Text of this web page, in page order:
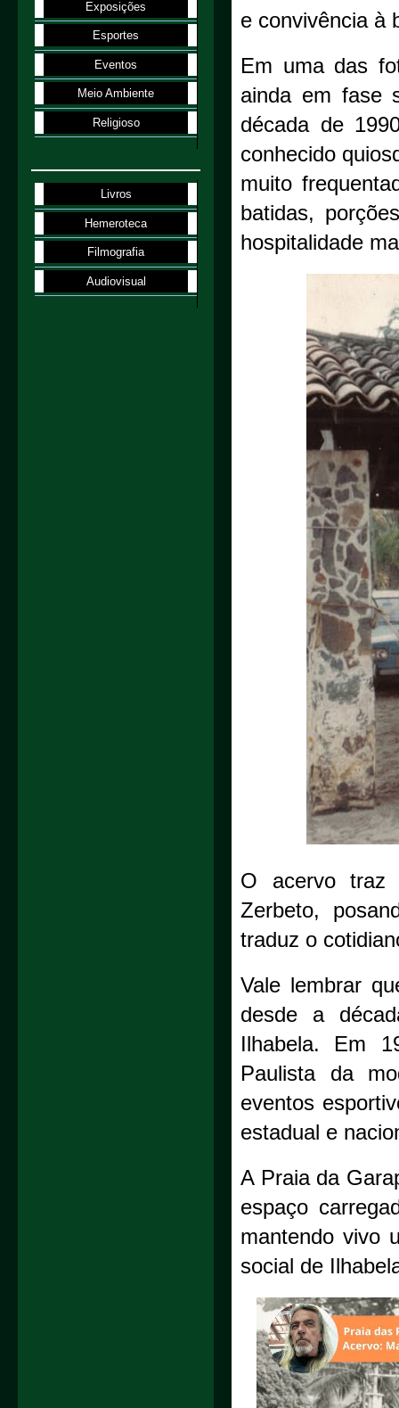
e convivência à
Em uma das
ainda em fase
década de
conhecido
muito
batidas,
hospitalidade
O acervo traz
Zerbeto,
traduz o
Vale lembrar
desde a
Ilhabela. Em
Paulista da
eventos
estadual e
A Praia da
espaço
mantendo vivo
social de
Exposições
Esportes
Eventos
Meio Ambiente
Religioso
Livros
Hemeroteca
Filmografia
Audiovisual